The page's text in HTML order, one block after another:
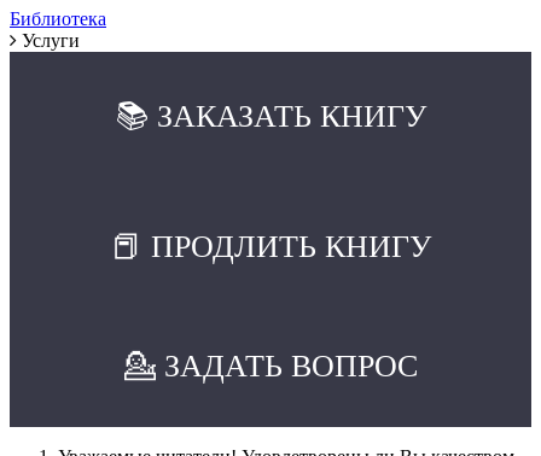
Библиотека
Услуги
📚 ЗАКАЗАТЬ КНИГУ
📕 ПРОДЛИТЬ КНИГУ
💁 ЗАДАТЬ ВОПРОС